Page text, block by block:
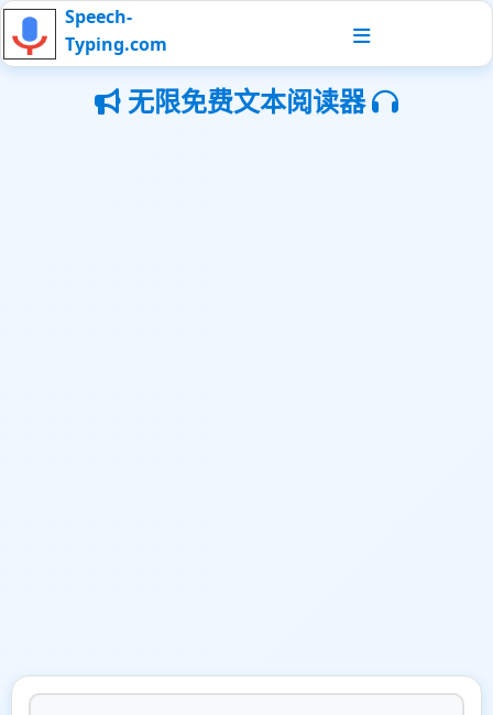
Speech-
Typing.com
无限免费文本阅读器